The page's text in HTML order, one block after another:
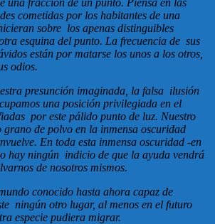
cometidas por los habitantes de una
sobre los apenas distinguibles
esquina del punto. La frecuencia de sus
están por matarse los unos a los otros,
odios.
presunción imaginada, la falsa ilusión
una posición privilegiada en el
por este pálido punto de luz. Nuestro
de polvo en la inmensa oscuridad
En toda esta inmensa oscuridad -en
hay ningún indicio de que la ayuda vendrá
de nosotros mismos.
conocido hasta ahora capaz de
ningún otro lugar, al menos en el futuro
especie pudiera migrar.